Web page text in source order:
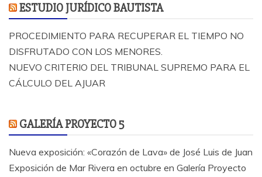
ESTUDIO JURÍDICO BAUTISTA
PROCEDIMIENTO PARA RECUPERAR EL TIEMPO NO
DISFRUTADO CON LOS MENORES.
NUEVO CRITERIO DEL TRIBUNAL SUPREMO PARA EL
CÁLCULO DEL AJUAR
GALERÍA PROYECTO 5
Nueva exposición: «Corazón de Lava» de José Luis de Juan
Exposición de Mar Rivera en octubre en Galería Proyecto